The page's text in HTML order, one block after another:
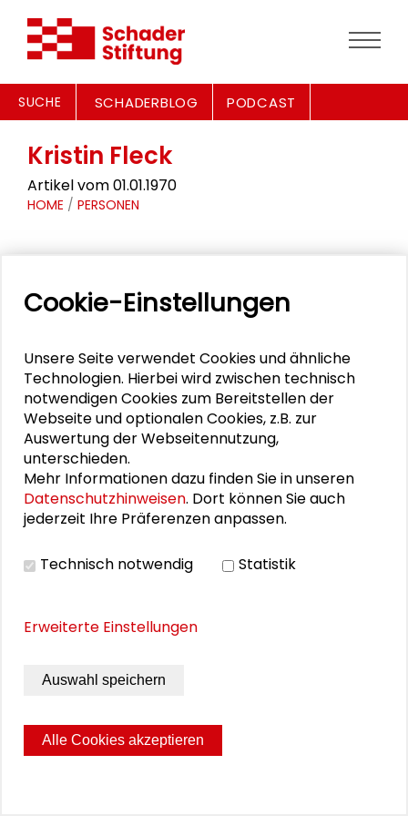
SUCHE SCHADERBLOG PODCAST
Kristin Fleck
Artikel vom 01.01.1970
HOME / PERSONEN
der Wirtschaftspsychologie an der
Kristin Fleck
Kristin Fleck ist seit 2026 bei Fraunhofer als
Werkstudentin im Bereich Marketing und PR
tätig. Seit 2013 ist sie selbstständige
Fotografin mit verschiedenen freiberuflichen
of Photography bei Beauty is the Beast in
Schader-Stiftung.
Cookie-Einstellungen
Unsere Seite verwendet Cookies und ähnliche
Technologien. Hierbei wird zwischen technisch
notwendigen Cookies zum Bereitstellen der
Webseite und optionalen Cookies, z.B. zur
Auswertung der Webseitennutzung,
unterschieden.
Mehr Informationen dazu finden Sie in unseren
Datenschutzhinweisen. Dort können Sie auch
jederzeit Ihre Präferenzen anpassen.
Technisch notwendig Statistik
Erweiterte Einstellungen
Auswahl speichern
Alle Cookies akzeptieren